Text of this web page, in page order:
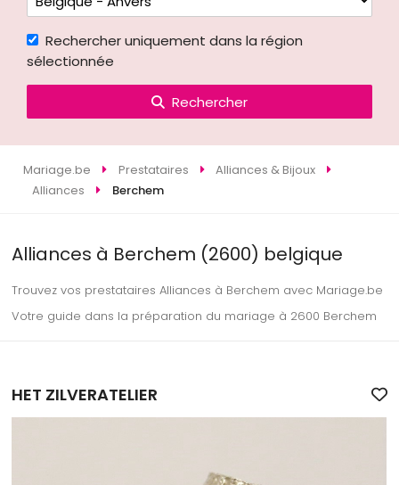
Rechercher uniquement dans la région
sélectionnée
Rechercher
Mariage.be Prestataires
Alliances & Bijoux
Alliances
Berchem
Alliances à Berchem (2600) belgique
Trouvez vos prestataires Alliances à Berchem avec Mariage.be
Votre guide dans la préparation du mariage à 2600 Berchem
HET ZILVERATELIER